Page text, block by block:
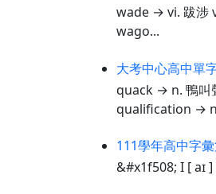
wade → vi. 跋涉
wago...
大考中心高中單
quack → n. 鴨叫
qualification →
111學年高中字
&#x1f508; I [ aɪ